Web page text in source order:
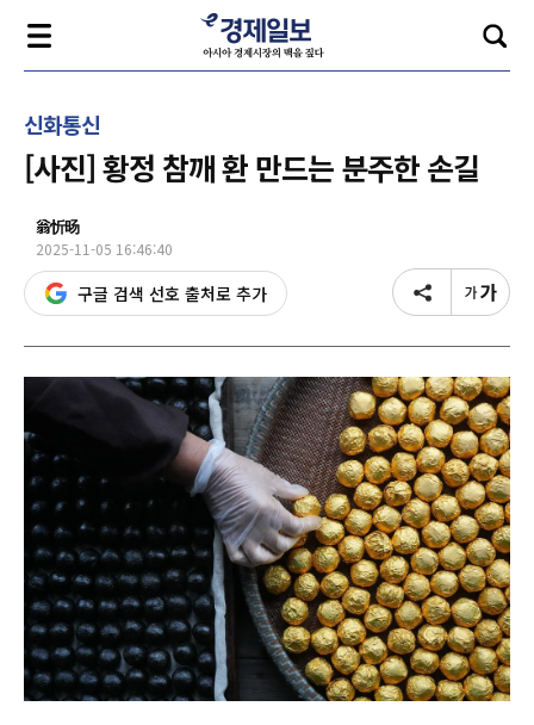
신화통신
[사진] 황정 참깨 환 만드는 분주한 손길
翁忻旸
2025-11-05 16:46:40
구글 검색 선호 출처로 추가